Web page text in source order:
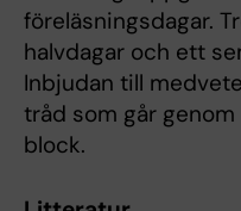
föreläsningsdagar.
halvdagar och ett
Inbjudan till
tråd som går
block.